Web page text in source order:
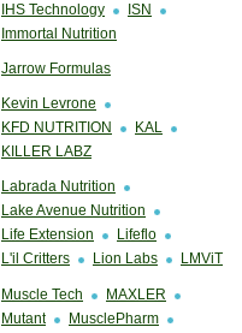
IHS Technology
ISN
Immortal Nutrition
Jarrow Formulas
Kevin Levrone
KFD NUTRITION
KAL
KILLER LABZ
Labrada Nutrition
Lake Avenue Nutrition
Life Extension
Lifeflo
L'il Critters
Lion Labs LMViT
Muscle Tech
MAXLER
Mutant
MusclePharm